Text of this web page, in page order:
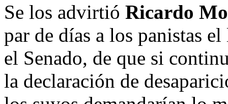
Se los advirtió Ricardo
par de días a los panistas
el Senado, de que si
la declaración de